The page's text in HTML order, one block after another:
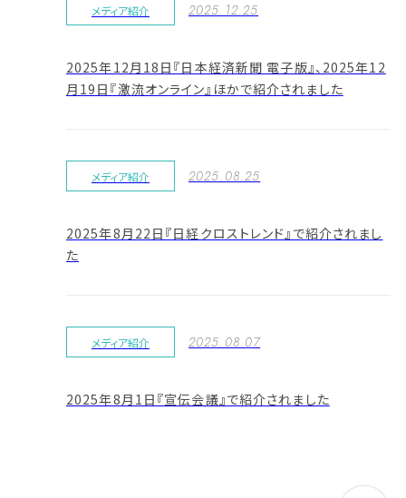
メディア紹介 2025.12.25
2025年12月18日『日本経済新聞 電子版』、2025年12
月19日『激流オンライン』ほかで紹介されました
メディア紹介 2025.08.25
2025年8月22日『日経クロストレンド』で紹介されまし
た
メディア紹介 2025.08.07
2025年8月1日『宣伝会議』で紹介されました